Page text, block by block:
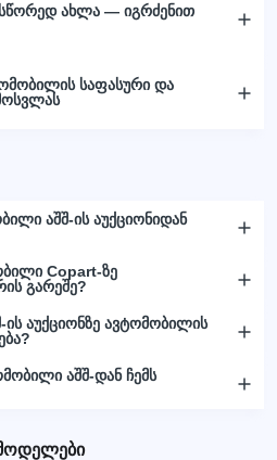
სწორედ ახლა — იგრძენით
საფასური და
აშშ-ის აუქციონიდან
Copart-ზე
გარეშე?
აუქციონზე ავტომობილის
აშშ-დან ჩემს